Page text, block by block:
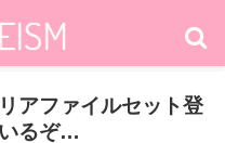
アファイルセット登
るぞ…